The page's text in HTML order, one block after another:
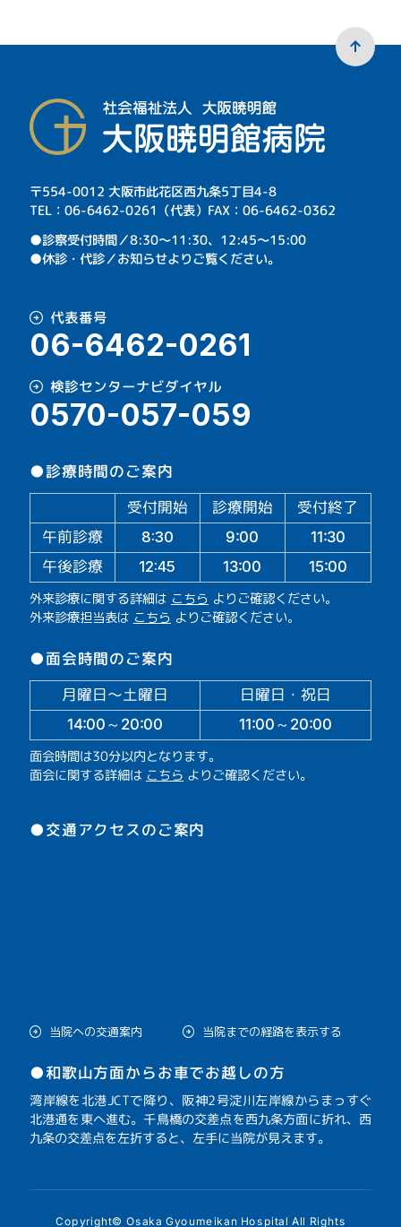
〒554-0012 大阪市此花区西九条5丁目4-8
TEL：06-6462-0261（代表）FAX：06-6462-0362
⁩●診察受付時間／8:30～11:30、12:45～15:00
●休診・代診／お知らせよりご覧ください。
代表番号
06-6462-0261
検診センターナビダイヤル
0570-057-059
●診療時間のご案内
受付開始 診療開始
受付終了
午前診療
8:30 9:00 11:30
午後診療 12:45 13:00 15:00
外来診療に関する詳細は こちら よりご確認ください。
外来診療担当表は こちら よりご確認ください。
●面会時間のご案内
月曜日～土曜日 日曜日・祝日
14:00～20:00 11:00～20:00
面会時間は30分以内となります。
面会に関する詳細は こちら よりご確認ください。
●交通アクセスのご案内
当院への交通案内 当院までの経路を表示する
●和歌山方面からお車でお越しの方
湾岸線を北港JCTで降り、阪神2号淀川左岸線からまっすぐ
北港通を東へ進む。千鳥橋の交差点を西九条方面に折れ、西
九条の交差点を左折すると、左手に当院が見えます。
Copyright© Osaka Gyoumeikan Hospital All Rights